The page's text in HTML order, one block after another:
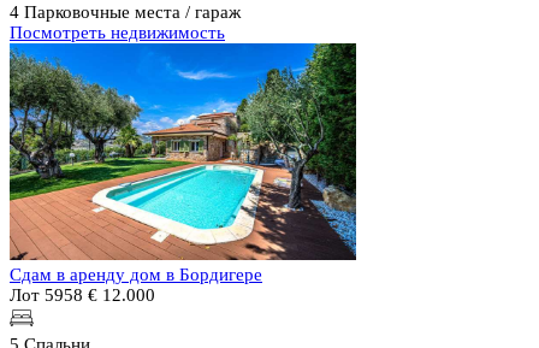
4 Парковочные места / гараж
Посмотреть недвижимость
Сдам в аренду дом в Бордигере
Лот 5958 € 12.000